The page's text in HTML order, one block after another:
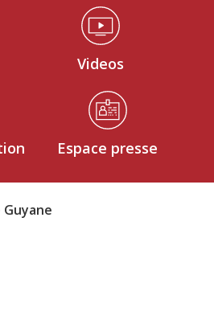
Videos
Espace presse
Guyane